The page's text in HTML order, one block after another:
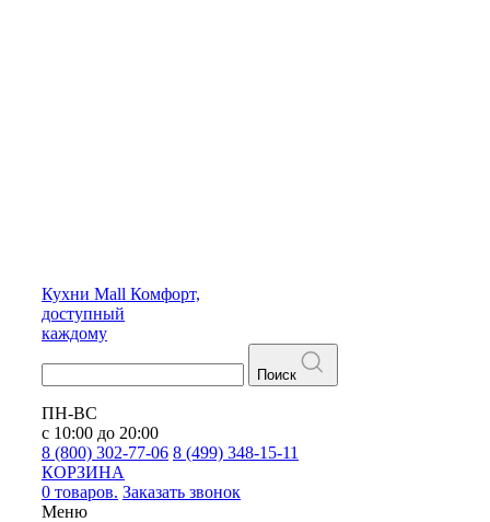
Кухни Mall Комфорт,
доступный
каждому
Поиск
ПН-ВС
с 10:00 до 20:00
8 (800) 302-77-06 8 (499) 348-15-11
КОРЗИНА
0 товаров. Заказать звонок
Меню